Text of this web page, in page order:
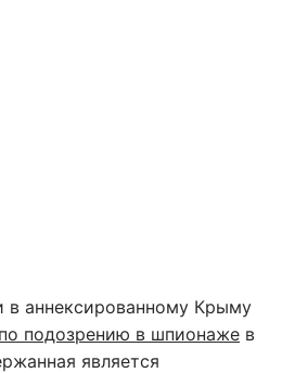
в аннексированному Крыму
по подозрению в шпионаже в
является